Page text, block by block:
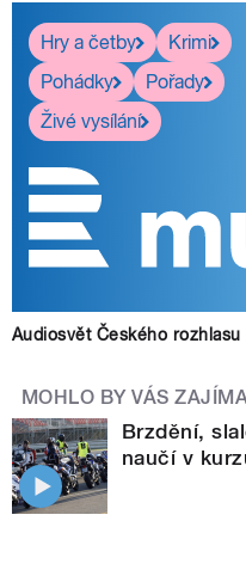
Hry a četby
Krimi
Pohádky
Pořady
Živé vysílání
Audiosvět Českého
MOHLO BY VÁS
Brzdění,
naučí v